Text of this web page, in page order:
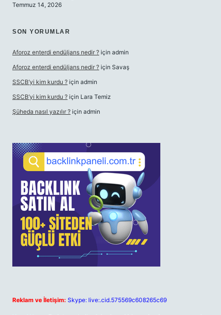
Temmuz 14, 2026
SON YORUMLAR
Aforoz enterdi endüljans nedir ? için admin
Aforoz enterdi endüljans nedir ? için Savaş
SSCB’yi kim kurdu ? için admin
SSCB’yi kim kurdu ? için Lara Temiz
Şüheda nasıl yazılır ? için admin
Reklam ve İletişim: Skype: live:.cid.575569c608265c69